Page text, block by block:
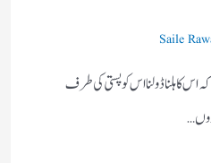
Saile
اس کا ہلنا ڈولنا اس کو پستی کی طرف